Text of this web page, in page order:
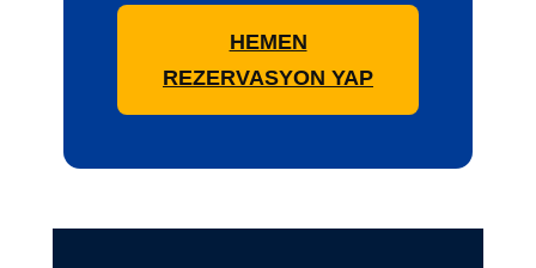
HEMEN
REZERVASYON YAP